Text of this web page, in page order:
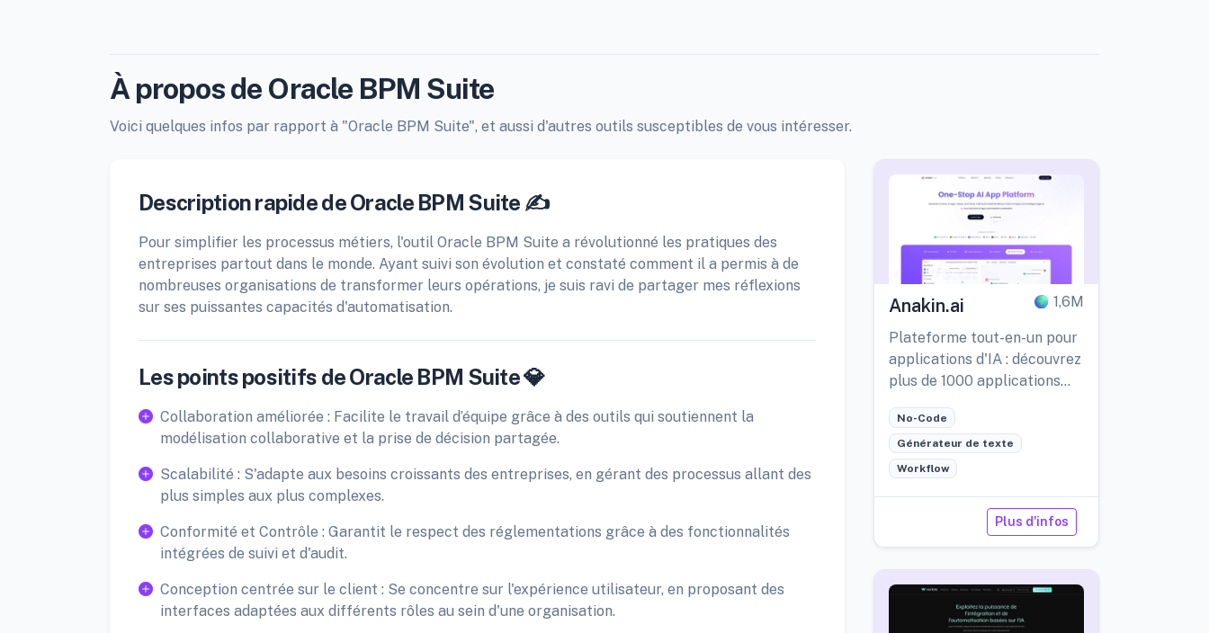
À propos de Oracle BPM Suite
Voici quelques infos par rapport à "Oracle BPM Suite", et aussi d'autres outils susceptibles de vous intéresser.
Description rapide de Oracle BPM Suite ✍️
Pour simplifier les processus métiers, l'outil Oracle BPM Suite a révolutionné les pratiques des
entreprises partout dans le monde. Ayant suivi son évolution et constaté comment il a permis à de
nombreuses organisations de transformer leurs opérations, je suis ravi de partager mes réflexions
sur ses puissantes capacités d'automatisation.
Les points positifs de Oracle BPM Suite 💎
Collaboration améliorée : Facilite le travail d’équipe grâce à des outils qui soutiennent la
modélisation collaborative et la prise de décision partagée.
Scalabilité : S'adapte aux besoins croissants des entreprises, en gérant des processus allant des
plus simples aux plus complexes.
Conformité et Contrôle : Garantit le respect des réglementations grâce à des fonctionnalités
intégrées de suivi et d'audit.
Conception centrée sur le client : Se concentre sur l'expérience utilisateur, en proposant des
interfaces adaptées aux différents rôles au sein d'une organisation.
Anakin.ai 1,6M
Plateforme tout-en-un pour
applications d'IA : découvrez
plus de 1000 applications
de GPT-4 et Claude 3 inclus
!
No-Code
Générateur de texte
Workflow
Plus d'infos